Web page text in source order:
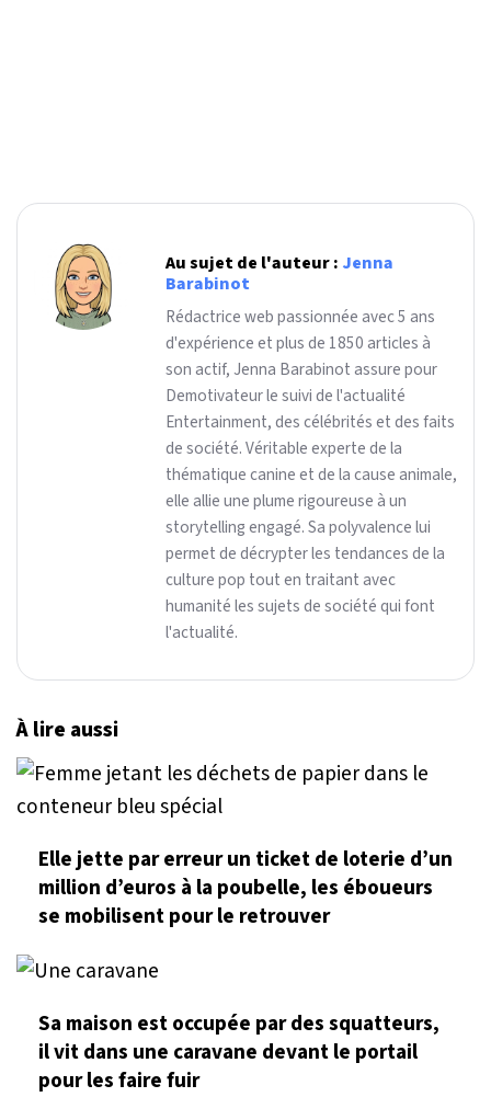
Au sujet de l'auteur : Jenna
Barabinot
Rédactrice web passionnée avec 5 ans
d'expérience et plus de 1850 articles à
son actif, Jenna Barabinot assure pour
Demotivateur le suivi de l'actualité
Entertainment, des célébrités et des faits
de société. Véritable experte de la
thématique canine et de la cause animale,
elle allie une plume rigoureuse à un
storytelling engagé. Sa polyvalence lui
permet de décrypter les tendances de la
culture pop tout en traitant avec
humanité les sujets de société qui font
l'actualité.
À lire aussi
Elle jette par erreur un ticket de loterie d’un
million d’euros à la poubelle, les éboueurs
se mobilisent pour le retrouver
Sa maison est occupée par des squatteurs,
il vit dans une caravane devant le portail
pour les faire fuir